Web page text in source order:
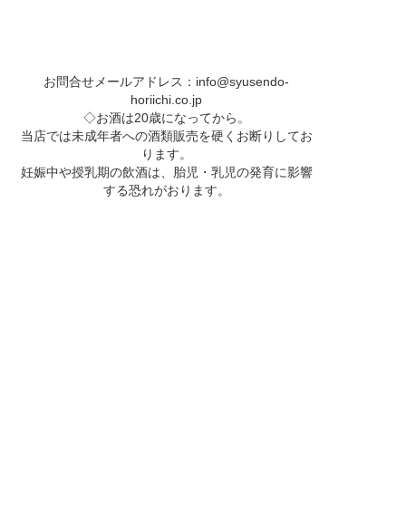
お問合せメールアドレス： info@syusendo-
horiichi.co.jp
◇お酒は20歳になってから。
当店では未成年者への酒類販売を硬くお断りしてお
ります。
妊娠中や授乳期の飲酒は、胎児・乳児の発育に影響
する恐れがおります。